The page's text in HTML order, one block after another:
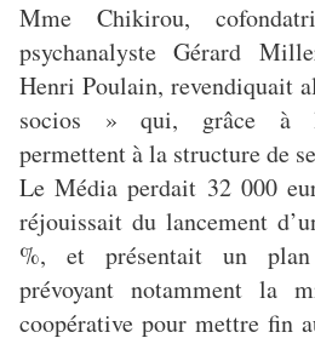
Mme Chikirou,
psychanalyste Gérard
Henri Poulain, revendiquait
socios » qui, grâce à
permettent à la structure de
Le Média perdait 32 000
réjouissait du lancement
%, et présentait un plan
prévoyant notamment la
coopérative pour mettre fin